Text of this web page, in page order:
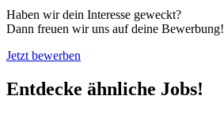
Haben wir dein Interesse geweckt?
Dann freuen wir uns auf deine Bewerbung!
Jetzt bewerben
Entdecke ähnliche Jobs!